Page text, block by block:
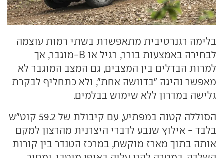
בלימה רגנרטיבית מתאפשרת בשתי רמות עוצמה
לבחירה באמצעות בורר, רגיל או B-מוגבר, אך
למרות הבדלים בין המצבים, גם המצב המוגבר לא
מאפשר נהיגה "בדוושה אחת", ולא כתחליף לבקרת
גלישה במדרון ללא שימוש בבלמים.
הסוללה קטנה במפתיע, עם קיבולת של 59.2 קוט"ש
בלבד - אילוץ שנבע לדברי היצרנית מהרצון למקם
אותה בתוך מארז מוקשח, במרכז הטנדר בין קורות